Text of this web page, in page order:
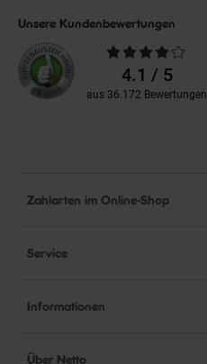
Unsere Kundenbewertungen
Durchschnittliche
Bewertungen4.1 / 5
aus 36.172 Bewertungen
Zahlarten im Online-Shop
Service
Informationen
Über Netto